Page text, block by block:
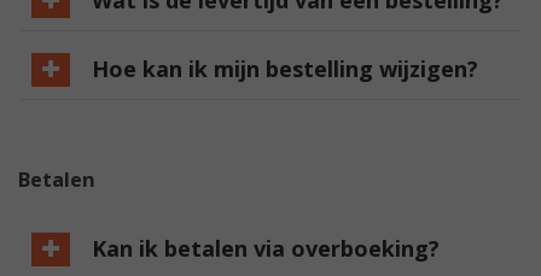
Hoe kan ik mijn bestelling wijzigen?
Betalen
Kan ik betalen via overboeking?